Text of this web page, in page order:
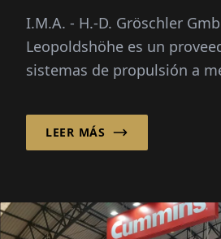
I.M.A. - H.-D. Gröschler
Leopoldshöhe es un
sistemas de propulsión a
necesidades de fabricantes
pequeños y medianos...
LEER MÁS